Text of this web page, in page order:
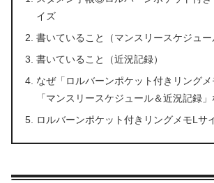
イズ
書いていること（マンスリースケジュー
書いていること（近況記録）
なぜ「ロルバーンポケット付きリング
「マンスリースケジュール＆近況記録
ロルバーンポケット付きリングメモLサ